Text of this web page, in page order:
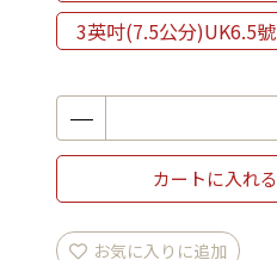
3英吋(7.5公分)UK6.5號
カートに入れる
お気に入りに追加